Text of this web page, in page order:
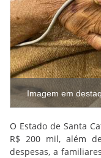
Imagem em
O Estado de Santa
R$ 200 mil, além
despesas, a